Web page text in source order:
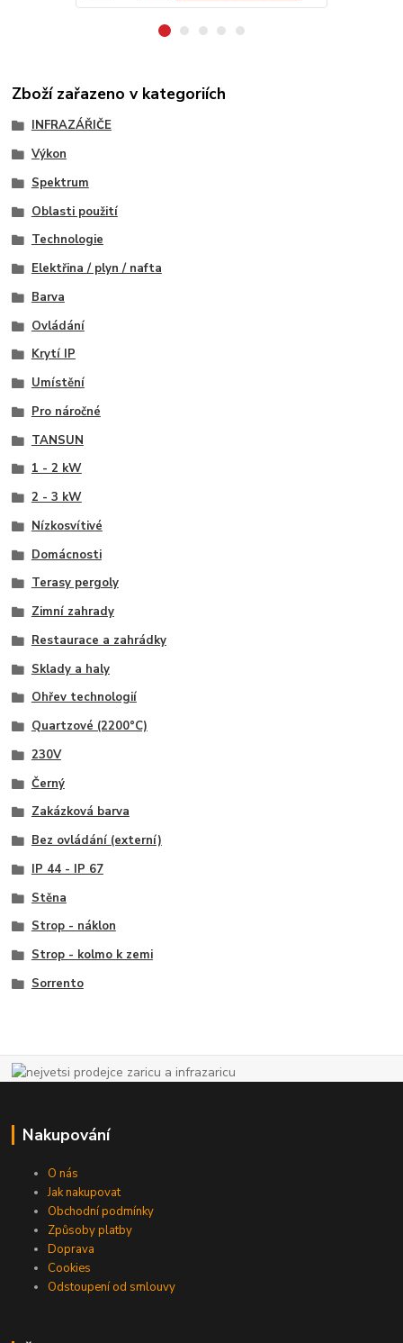
Zboží zařazeno v kategoriích
INFRAZÁŘIČE
Výkon
Spektrum
Oblasti použití
Technologie
Elektřina / plyn / nafta
Barva
Ovládání
Krytí IP
Umístění
Pro náročné
TANSUN
1 - 2 kW
2 - 3 kW
Nízkosvítivé
Domácnosti
Terasy pergoly
Zimní zahrady
Restaurace a zahrádky
Sklady a haly
Ohřev technologií
Quartzové (2200°C)
230V
Černý
Zakázková barva
Bez ovládání (externí)
IP 44 - IP 67
Stěna
Strop - náklon
Strop - kolmo k zemi
Sorrento
Nakupování
O nás
Jak nakupovat
Obchodní podmínky
Způsoby platby
Doprava
Cookies
Odstoupení od smlouvy